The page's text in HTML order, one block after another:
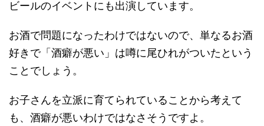
ビールのイベントにも出演しています。
お酒で問題になったわけではないので、単なるお酒
好きで「酒癖が悪い」は噂に尾ひれがついたという
ことでしょう。
お子さんを立派に育てられていることから考えて
も、酒癖が悪いわけではなさそうですよ。